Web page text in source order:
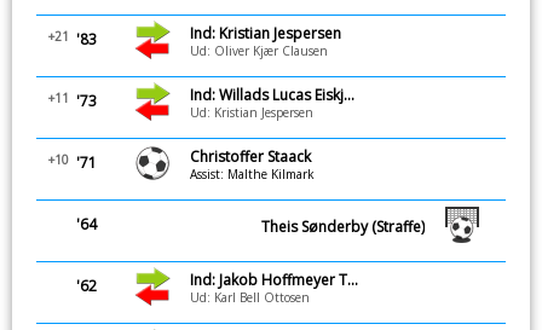
'83
+21 Ind: Kristian Jespersen
Ud: Oliver Kjær Clausen
'73
+11 Ind: Willads Lucas Eiskjær Broni
Ud: Kristian Jespersen
'71
+10 Christoffer Staack
Assist: Malthe Kilmark
'64 Theis Sønderby (Straffe)
'62 Ind: Jakob Hoffmeyer Tougård
Ud: Karl Bell Ottosen